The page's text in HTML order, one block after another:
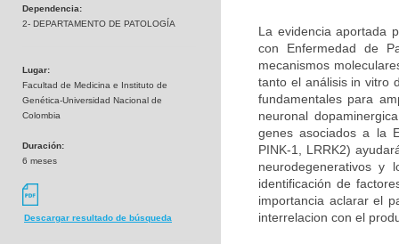
Dependencia:
2- DEPARTAMENTO DE PATOLOGÍA
Lugar:
Facultad de Medicina e Instituto de
Genética-Universidad Nacional de
Colombia
Duración:
6 meses
Descargar resultado de búsqueda
La evidencia aportada
con Enfermedad de
mecanismos
tanto el análisis in vitro
fundamentales para
neuronal
genes asociados a la
PINK-1, LRRK2)
neurodegenerativos y
identificación de
importancia aclarar el
interrelacion con el